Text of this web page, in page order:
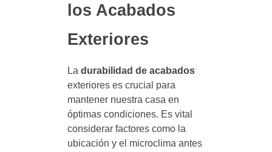
los Acabados
Exteriores
La durabilidad de acabados
exteriores es crucial para
mantener nuestra casa en
óptimas condiciones. Es vital
considerar factores como la
ubicación y el microclima antes